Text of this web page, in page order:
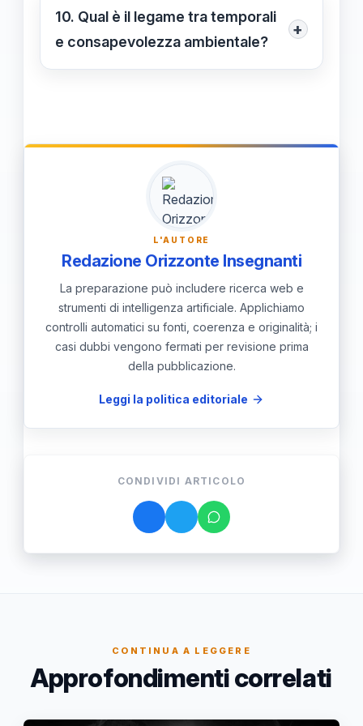
in luoghi chiusi e sicuri, e adottare
misure preventive sono fondamentali
10. Qual è il legame tra temporali
e consapevolezza ambientale?
+
I temporali ci ricordano l'importanza
consapevolezza della necessità di
proteggere l'ambiente per le future
L'AUTORE
Redazione Orizzonte Insegnanti
La preparazione può includere ricerca web e
strumenti di intelligenza artificiale. Applichiamo
controlli automatici su fonti, coerenza e originalità; i
casi dubbi vengono fermati per revisione prima
della pubblicazione.
Leggi la politica editoriale
CONDIVIDI ARTICOLO
CONTINUA A LEGGERE
Approfondimenti correlati